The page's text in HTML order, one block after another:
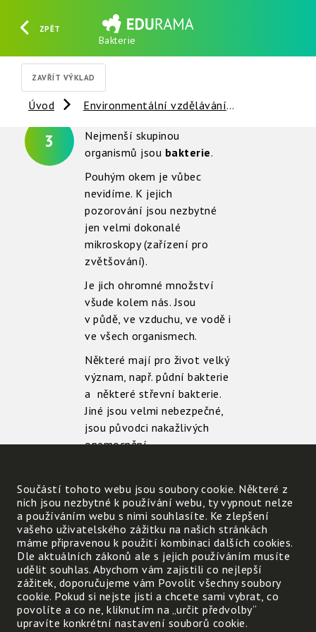
ZPĚT
Bakterie
ZAVŘÍT VÝKLAD
Úvod Environmentální vzdělávání
3
Nejmenší skupinou
organismů jsou bakterie.
Pouhým okem je vůbec
nevidíme. K jejich
pozorování jsou nezbytné
jen velmi dokonalé
mikroskopy (zařízení pro
zvětšování).
Je jich ohromné množství
všude kolem nás. Jsou
v půdě, ve vzduchu, ve vodě i
ve všech organismech.
Některé mají pro život velký
význam, např. půdní bakterie
a některé střevní bakterie.
Jiné jsou velmi nebezpečné,
jsou původci nakažlivých
onemocnění.
Součástí tohoto webu jsou soubory cookie. Některé z
nich jsou nezbytné k používání webu, ty vypnout nelze
a používáním webu s nimi souhlasíte. Ke zlepšení
vašeho uživatelského zážitku na našich stránkách
máme připravenou k použití kombinaci dalších cookies.
Dle aktuálních zákonů ale s jejich používáním musíte
udělit souhlas. Abychom vám zajistili co nejlepší
zážitek, doporučujeme vám Povolit všechny soubory
cookie. Pokud si nejste jisti a chcete sami vybrat, co
povolíte a co ne, kliknutím na „určit předvolby“
upravíte konkrétní nastavení souborů cookie.